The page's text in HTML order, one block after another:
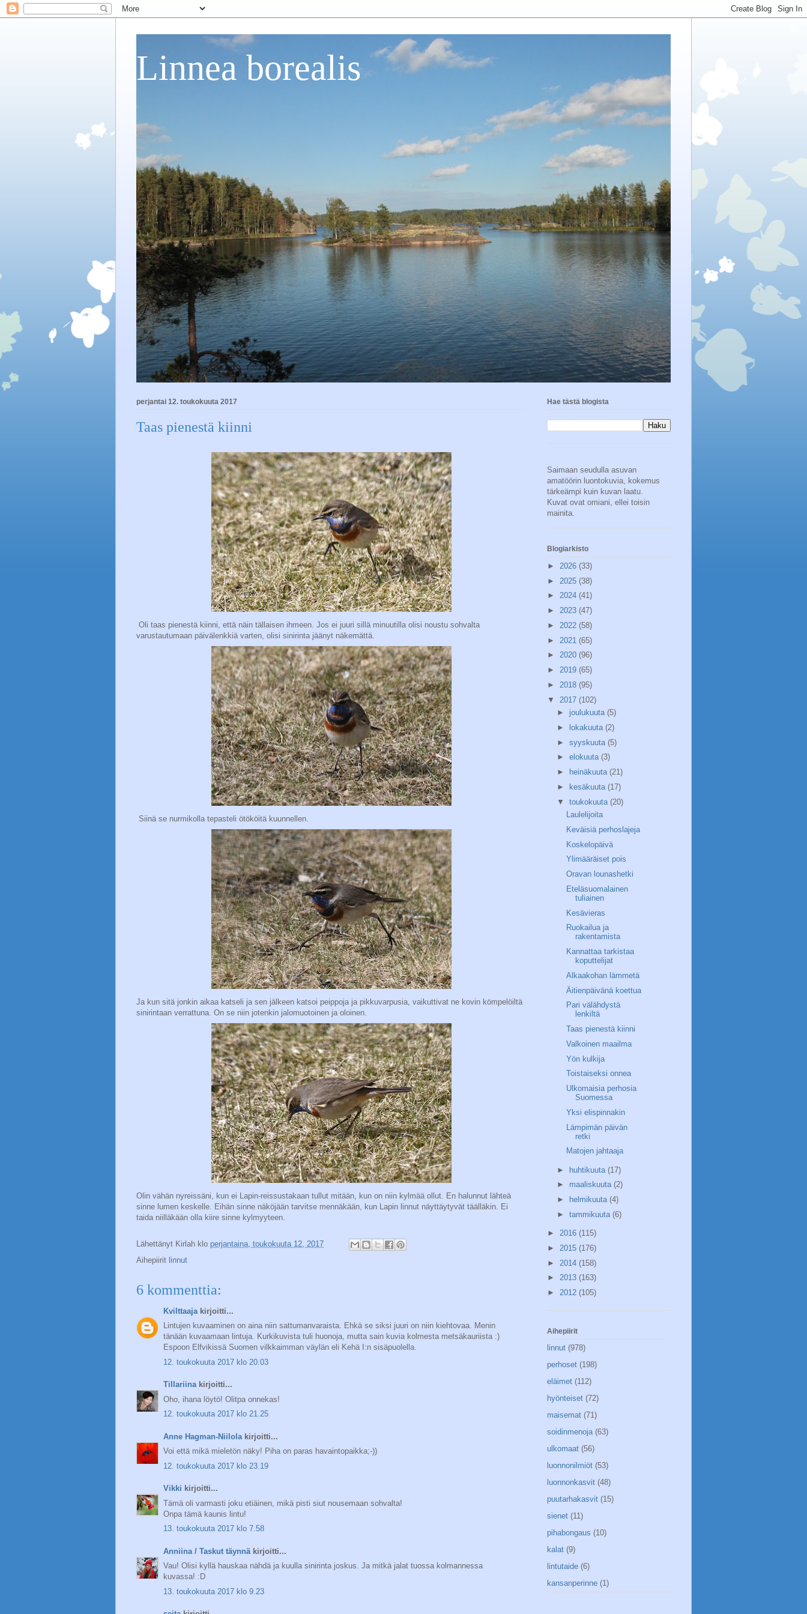
Linnea borealis
perjantai 12. toukokuuta 2017
Taas pienestä kiinni
Oli taas pienestä kiinni, että näin tällaisen ihmeen. Jos ei juuri sillä minuutilla olisi noustu sohvalta
varustautumaan päivälenkkiä varten, olisi sinirinta jäänyt näkemättä.
Siinä se nurmikolla tepasteli ötököitä kuunnellen.
Ja kun sitä jonkin aikaa katseli ja sen jälkeen katsoi peippoja ja pikkuvarpusia, vaikuttivat ne kovin kömpelöiltä
sinirintaan verrattuna. On se niin jotenkin jalomuotoinen ja oloinen.
Olin vähän nyreissäni, kun ei Lapin-reissustakaan tullut mitään, kun on niin kylmää ollut. En halunnut lähteä
sinne lumen keskelle. Eihän sinne näköjään tarvitse mennäkään, kun Lapin linnut näyttäytyvät täälläkin. Ei
taida niilläkään olla kiire sinne kylmyyteen.
Lähettänyt Kirlah klo perjantaina, toukokuuta 12, 2017
Aihepiirit linnut
6 kommenttia:
Kvilttaaja kirjoitti...
Lintujen kuvaaminen on aina niin sattumanvaraista. Ehkä se siksi juuri on niin kiehtovaa. Menin
tänään kuvaamaan lintuja. Kurkikuvista tuli huonoja, mutta sain kuvia kolmesta metsäkauriista :)
Espoon Elfvikissä Suomen vilkkaimman väylän eli Kehä I:n sisäpuolella.
12. toukokuuta 2017 klo 20.03
Tillariinakirjoitti...
Oho, ihana löytö! Olitpa onnekas!
12. toukokuuta 2017 klo 21.25
Anne Hagman-Niilola kirjoitti...
Voi että mikä mieletön näky! Piha on paras havaintopaikka;-))
12. toukokuuta 2017 klo 23.19
Vikki kirjoitti...
Tämä oli varmasti joku etiäinen, mikä pisti siut nousemaan sohvalta!
Onpa tämä kaunis lintu!
13. toukokuuta 2017 klo 7.58
Anniina / Taskut täynnä kirjoitti...
Vau! Olisi kyllä hauskaa nähdä ja kuulla sinirinta joskus. Ja mitkä jalat tuossa kolmannessa
kuvassa! :D
13. toukokuuta 2017 klo 9.23
Hae tästä blogista
Saimaan seudulla asuvan
amatöörin luontokuvia, kokemus
tärkeämpi kuin kuvan laatu.
Kuvat ovat omiani, ellei toisin
mainita.
Blogiarkisto
► 2026 (33)
► 2025 (38)
► 2024 (41)
► 2023 (47)
► 2022 (58)
► 2021 (65)
► 2020 (96)
► 2019 (65)
► 2018 (95)
▼ 2017 (102)
► joulukuuta (5)
►
lokakuuta (2)
► syyskuuta (5)
► elokuuta (3)
►
heinäkuuta (21)
►
kesäkuuta (17)
▼ toukokuuta (20)
Laulelijoita
Keväisiä perhoslajeja
Koskelopäivä
Ylimääräiset pois
Oravan lounashetki
Eteläsuomalainen
tuliainen
Kesävieras
Ruokailua ja
rakentamista
Kannattaa tarkistaa
koputtelijat
Alkaakohan lämmetä
Äitienpäivänä koettua
Pari välähdystä
lenkiltä
Taas pienestä kiinni
Valkoinen maailma
Yön kulkija
Toistaiseksi onnea
Ulkomaisia perhosia
Suomessa
Yksi elispinnakin
Lämpimän päivän
retki
Matojen jahtaaja
► huhtikuuta (17)
► maaliskuuta (2)
►
helmikuuta (4)
► tammikuuta (6)
► 2016 (115)
► 2015 (176)
► 2014 (158)
► 2013 (163)
► 2012 (105)
Aihepiirit
linnut (978)
perhoset (198)
eläimet (112)
hyönteiset (72)
maisemat (71)
soidinmenoja (63)
ulkomaat (56)
luonnonilmiöt (53)
luonnonkasvit (48)
puutarhakasvit (15)
sienet (11)
pihabongaus (10)
kalat (9)
lintutaide (6)
kansanperinne (1)